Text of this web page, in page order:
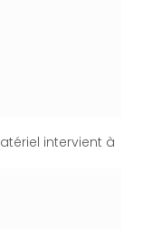
intervient à